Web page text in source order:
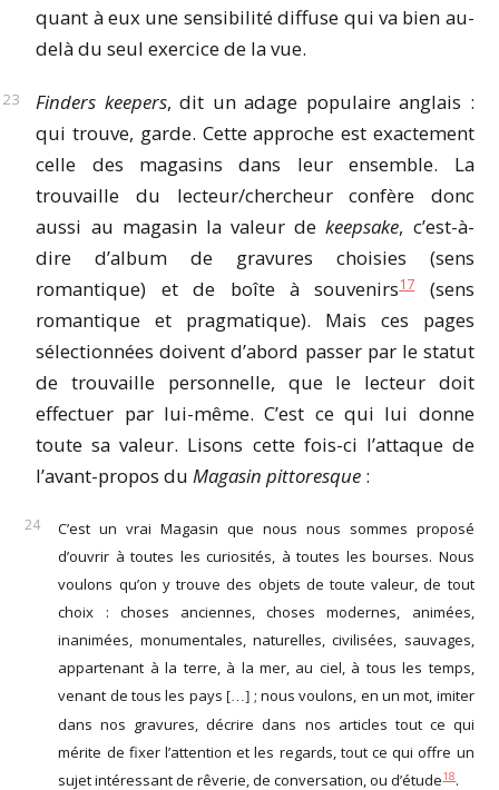
quant à eux une sensibilité diffuse qui va bien au-
delà du seul exercice de la vue.
Finders keepers, dit un adage populaire anglais :
qui trouve, garde. Cette approche est exactement
celle des magasins dans leur ensemble. La
trouvaille du lecteur/chercheur confère donc
aussi au magasin la valeur dekeepsake, c’est-à-
dire d’album de gravures choisies (sens
romantique) et de boîte à souvenirs17(sens
romantique et pragmatique). Mais ces pages
sélectionnées doivent d’abord passer par le statut
de trouvaille personnelle, que le lecteur doit
effectuer par lui-même. C’est ce qui lui donne
toute sa valeur. Lisons cette fois-ci l’attaque de
l’avant-propos duMagasin pittoresque :
C’est un vrai Magasin que nous nous sommes proposé
d’ouvrir à toutes les curiosités, à toutes les bourses. Nous
voulons qu’on y trouve des objets de toute valeur, de tout
choix : choses anciennes, choses modernes, animées,
inanimées, monumentales, naturelles, civilisées, sauvages,
appartenant à la terre, à la mer, au ciel, à tous les temps,
venant de tous les pays […] ; nous voulons, en un mot, imiter
dans nos gravures, décrire dans nos articles tout ce qui
mérite de fixer l’attention et les regards, tout ce qui offre un
sujet intéressant de rêverie, de conversation, ou d’étude18.